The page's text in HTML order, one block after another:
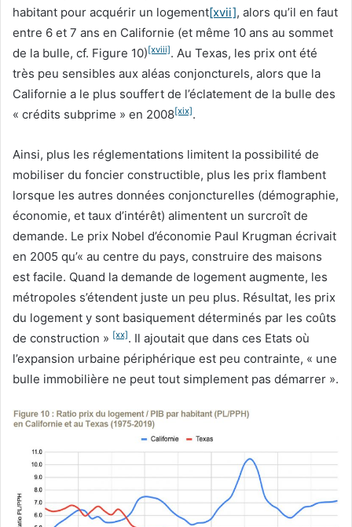
habitant pour acquérir un logement[xvii], alors qu’il en faut
entre 6 et 7 ans en Californie (et même 10 ans au sommet
de la bulle, cf. Figure 10)[xviii]. Au Texas, les prix ont été
très peu sensibles aux aléas conjoncturels, alors que la
Californie a le plus souffert de l’éclatement de la bulle des
« crédits subprime » en 2008[xix].
Ainsi, plus les réglementations limitent la possibilité de
mobiliser du foncier constructible, plus les prix flambent
lorsque les autres données conjoncturelles (démographie,
économie, et taux d’intérêt) alimentent un surcroît de
demande. Le prix Nobel d’économie Paul Krugman écrivait
en 2005 qu’« au centre du pays, construire des maisons
est facile. Quand la demande de logement augmente, les
métropoles s’étendent juste un peu plus. Résultat, les prix
du logement y sont basiquement déterminés par les coûts
de construction » [xx]. Il ajoutait que dans ces Etats où
l’expansion urbaine périphérique est peu contrainte, « une
bulle immobilière ne peut tout simplement pas démarrer ».